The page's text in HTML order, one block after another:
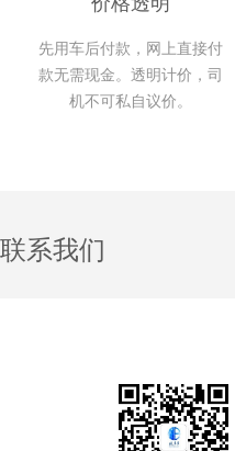
先用车后付款，网上直接付
款无需现金。透明计价，司
机不可私自议价。
联系我们